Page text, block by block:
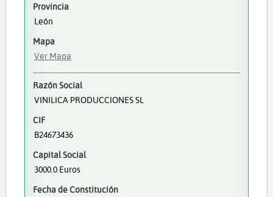
Provincia
León
Mapa
Ver Mapa
Razón Social
VINILICA PRODUCCIONES SL
CIF
B24673436
Capital Social
3000.0 Euros
Fecha de Constitución